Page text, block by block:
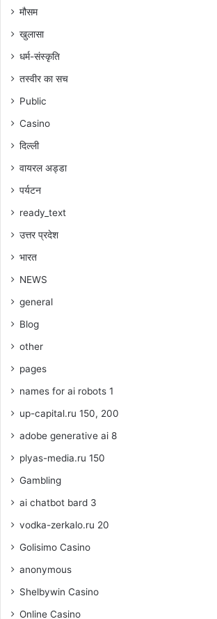
मौसम
खुलासा
धर्म-संस्कृति
तस्वीर का सच
Public
Casino
दिल्ली
वायरल अड्डा
पर्यटन
ready_text
उत्तर प्रदेश
भारत
NEWS
general
Blog
other
pages
names for ai robots 1
up-capital.ru 150, 200
adobe generative ai 8
plyas-media.ru 150
Gambling
ai chatbot bard 3
vodka-zerkalo.ru 20
Golisimo Casino
anonymous
Shelbywin Casino
Online Casino